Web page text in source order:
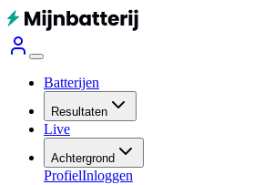
Batterijen
Resultaten
Live
Achtergrond
ProfielInloggen